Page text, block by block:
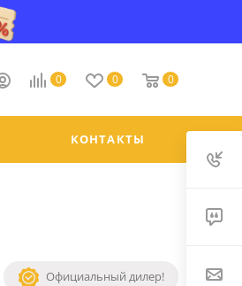
0 0 0
КОНТАКТЫ
Официальный дилер!